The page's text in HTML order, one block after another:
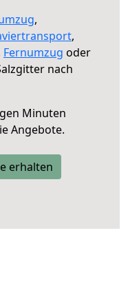
,
,
Fernumzug oder
nach
Minuten
Angebote.
erhalten